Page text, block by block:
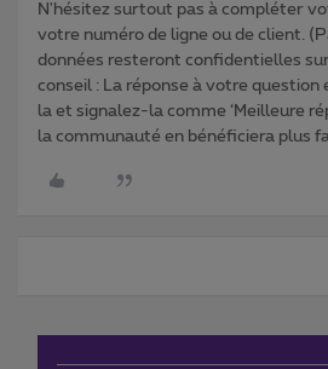
N'hésitez surtout pas à compléter
votre numéro de ligne ou de client.
données resteront confidentielles
conseil : La réponse à votre question
la et signalez-la comme ‘Meilleure
la communauté en bénéficiera plus